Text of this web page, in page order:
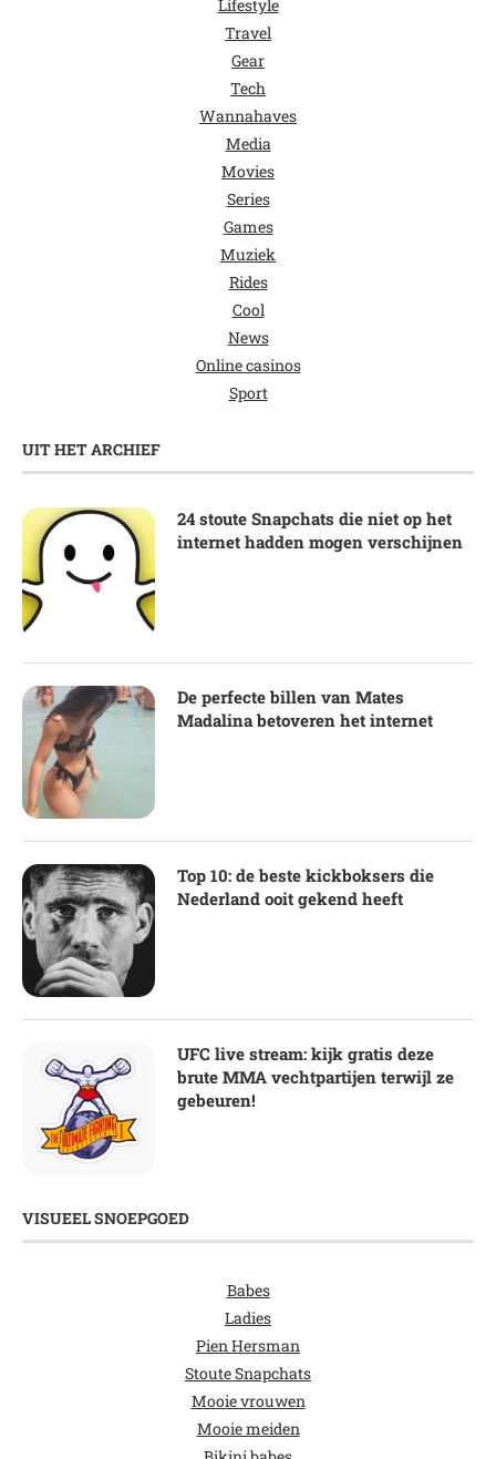
Lifestyle
Travel
Gear
Tech
Wannahaves
Media
Movies
Series
Games
Muziek
Rides
Cool
News
Online casinos
Sport
UIT HET ARCHIEF
24 stoute Snapchats die niet op het
internet hadden mogen verschijnen
De perfecte billen van Mates
Madalina betoveren het internet
Top 10: de beste kickboksers die
Nederland ooit gekend heeft
UFC live stream: kijk gratis deze
brute MMA vechtpartijen terwijl ze
gebeuren!
VISUEEL SNOEPGOED
Babes
Ladies
Pien Hersman
Stoute Snapchats
Mooie vrouwen
Mooie meiden